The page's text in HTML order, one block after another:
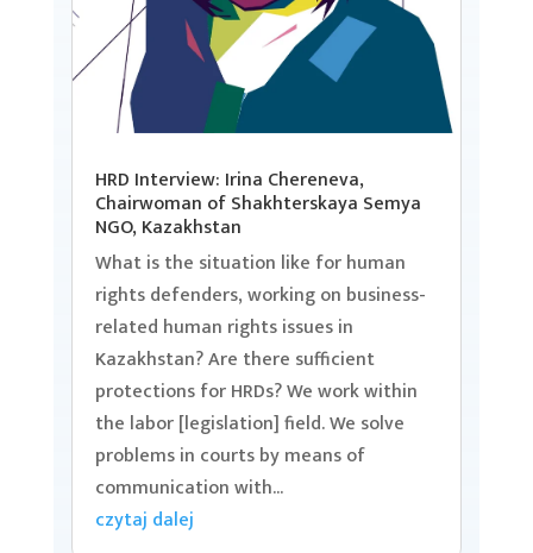
HRD Interview: Irina Chereneva,
Chairwoman of Shakhterskaya Semya
NGO, Kazakhstan
What is the situation like for human
rights defenders, working on business-
related human rights issues in
Kazakhstan? Are there sufficient
protections for HRDs? We work within
the labor [legislation] field. We solve
problems in courts by means of
communication with...
czytaj dalej